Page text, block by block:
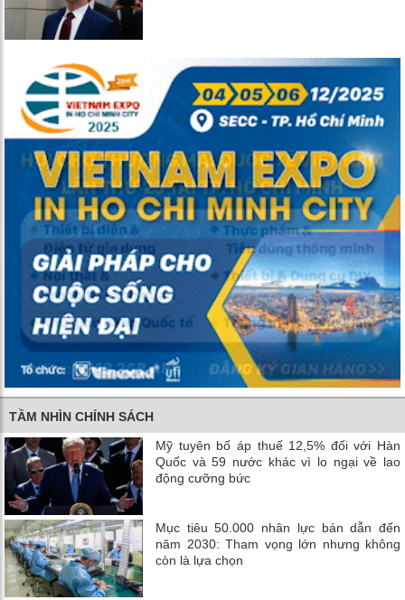
TẦM NHÌN CHÍNH SÁCH
Mỹ tuyên bố áp thuế 12,5% đối với Hàn
Quốc và 59 nước khác vì lo ngại về lao
động cưỡng bức
Mục tiêu 50.000 nhân lực bán dẫn đến
năm 2030: Tham vọng lớn nhưng không
còn là lựa chọn